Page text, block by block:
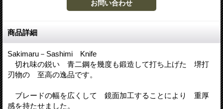
商品詳細
Sakimaru－Sashimi Knife
切れ味の鋭い 青二鋼を幾度も鍛造して打ち上げた 堺打
刃物の 至高の逸品です。
ブレードの幅を広くして 鏡面加工することにより 重厚
感を持たせました。